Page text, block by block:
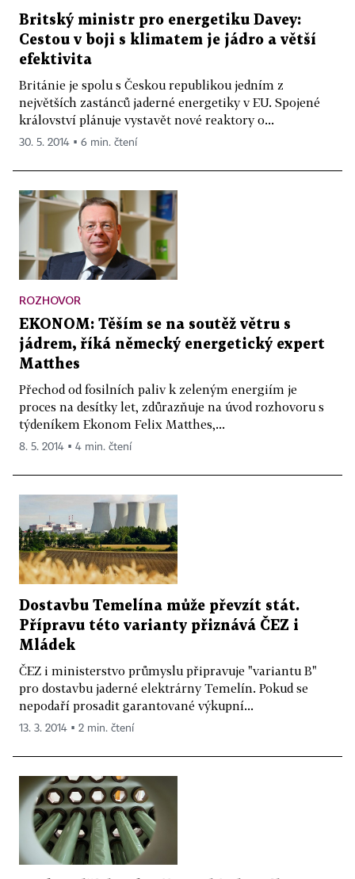
Britský ministr pro energetiku Davey:
Cestou v boji s klimatem je jádro a větší
efektivita
Británie je spolu s Českou republikou jedním z
největších zastánců jaderné energetiky v EU. Spojené
království plánuje vystavět nové reaktory o...
30. 5. 2014 ▪ 6 min. čtení
ROZHOVOR
EKONOM: Těším se na soutěž větru s
jádrem, říká německý energetický expert
Matthes
Přechod od fosilních paliv k zeleným energiím je
proces na desítky let, zdůrazňuje na úvod rozhovoru s
týdeníkem Ekonom Felix Matthes,...
8. 5. 2014 ▪ 4 min. čtení
Dostavbu Temelína může převzít stát.
Přípravu této varianty přiznává ČEZ i
Mládek
ČEZ i ministerstvo průmyslu připravuje "variantu B"
pro dostavbu jaderné elektrárny Temelín. Pokud se
nepodaří prosadit garantované výkupní...
13. 3. 2014 ▪ 2 min. čtení